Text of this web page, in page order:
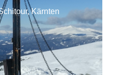
Kärnten